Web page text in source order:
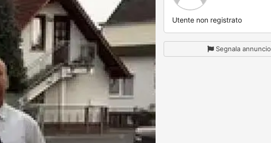
Utente non registrato
Segnala annuncio